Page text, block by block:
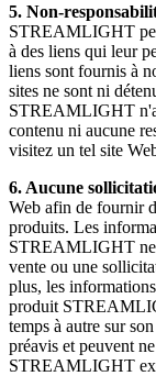
5. Non-
STREAMLIGHT
à des liens qui leur
liens sont fournis à
sites ne sont ni
STREAMLIGHT
contenu ni aucune
visitez un tel site
6. Aucune
Web afin de fournir
produits. Les
STREAMLIGHT ne
vente ou une
plus, les
produit
temps à autre sur
préavis et peuvent
STREAMLIGHT